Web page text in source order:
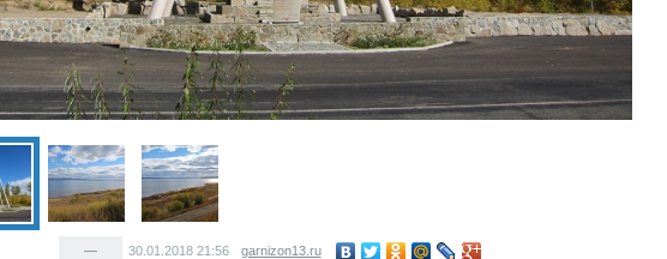
— 30.01.2018 21:56 garnizon13.ru